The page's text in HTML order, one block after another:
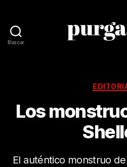
Buscar
Los
El auténtico monstruo